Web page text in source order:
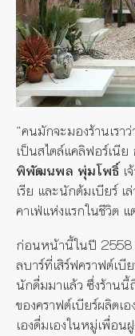
“คนมักจะมองร้านเรา
เป็นสไตล์แคลิฟอร์เนี
พิพัฒนพล พุ่มโพธิ์เ
เรีย และนักต้มเบียร์ เ
คาเฟ่แห่งแรกในชีวิต
ก่อนหน้านี้ในปี 2558
ลบาร์ที่เสิร์ฟคราฟต์เ
นักดื่มมาแล้ว ซึ่งร้านนี้
ของคราฟต์เบียร์ผลิต
เองดื่มเองในหมู่เพื่อ